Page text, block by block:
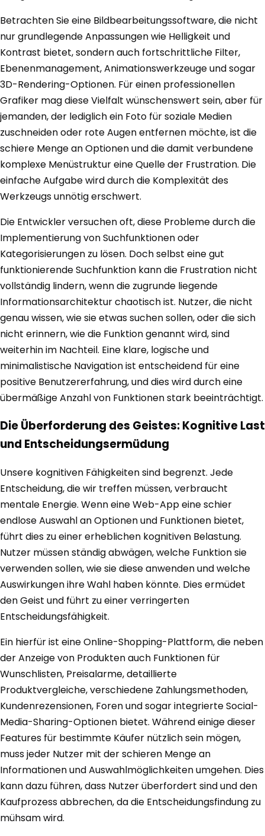
Betrachten Sie eine Bildbearbeitungssoftware, die nicht
nur grundlegende Anpassungen wie Helligkeit und
Kontrast bietet, sondern auch fortschrittliche Filter,
Ebenenmanagement, Animationswerkzeuge und sogar
3D-Rendering-Optionen. Für einen professionellen
Grafiker mag diese Vielfalt wünschenswert sein, aber für
jemanden, der lediglich ein Foto für soziale Medien
zuschneiden oder rote Augen entfernen möchte, ist die
schiere Menge an Optionen und die damit verbundene
komplexe Menüstruktur eine Quelle der Frustration. Die
einfache Aufgabe wird durch die Komplexität des
Werkzeugs unnötig erschwert.
Die Entwickler versuchen oft, diese Probleme durch die
Implementierung von Suchfunktionen oder
Kategorisierungen zu lösen. Doch selbst eine gut
funktionierende Suchfunktion kann die Frustration nicht
vollständig lindern, wenn die zugrunde liegende
Informationsarchitektur chaotisch ist. Nutzer, die nicht
genau wissen, wie sie etwas suchen sollen, oder die sich
nicht erinnern, wie die Funktion genannt wird, sind
weiterhin im Nachteil. Eine klare, logische und
minimalistische Navigation ist entscheidend für eine
positive Benutzererfahrung, und dies wird durch eine
übermäßige Anzahl von Funktionen stark beeinträchtigt.
Die Überforderung des Geistes: Kognitive Last
und Entscheidungsermüdung
Unsere kognitiven Fähigkeiten sind begrenzt. Jede
Entscheidung, die wir treffen müssen, verbraucht
mentale Energie. Wenn eine Web-App eine schier
endlose Auswahl an Optionen und Funktionen bietet,
führt dies zu einer erheblichen kognitiven Belastung.
Nutzer müssen ständig abwägen, welche Funktion sie
verwenden sollen, wie sie diese anwenden und welche
Auswirkungen ihre Wahl haben könnte. Dies ermüdet
den Geist und führt zu einer verringerten
Entscheidungsfähigkeit.
Ein hierfür ist eine Online-Shopping-Plattform, die neben
der Anzeige von Produkten auch Funktionen für
Wunschlisten, Preisalarme, detaillierte
Produktvergleiche, verschiedene Zahlungsmethoden,
Kundenrezensionen, Foren und sogar integrierte Social-
Media-Sharing-Optionen bietet. Während einige dieser
Features für bestimmte Käufer nützlich sein mögen,
muss jeder Nutzer mit der schieren Menge an
Informationen und Auswahlmöglichkeiten umgehen. Dies
kann dazu führen, dass Nutzer überfordert sind und den
Kaufprozess abbrechen, da die Entscheidungsfindung zu
mühsam wird.